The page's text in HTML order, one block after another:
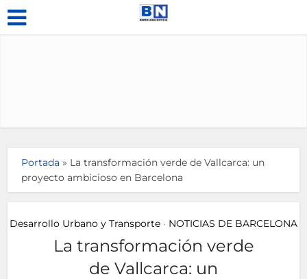
Portada » La transformación verde de Vallcarca: un
proyecto ambicioso en Barcelona
Desarrollo Urbano y Transporte • NOTICIAS DE BARCELONA
La transformación verde
de Vallcarca: un